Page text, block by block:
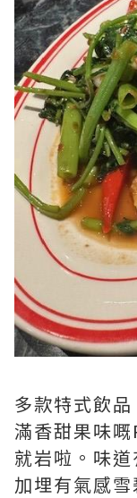
多款特式飲
滿香甜果味
就岩啦。味
加埋有氣感雪